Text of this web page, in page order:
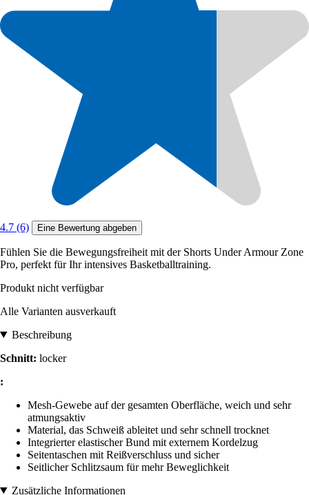
4.7 (6) Eine Bewertung abgeben
Fühlen Sie die Bewegungsfreiheit mit der Shorts Under Armour Zone
Pro, perfekt für Ihr intensives Basketballtraining.
Produkt nicht verfügbar
Alle Varianten ausverkauft
Beschreibung
Schnitt: locker
:
Mesh-Gewebe auf der gesamten Oberfläche, weich und sehr
atmungsaktiv
Material, das Schweiß ableitet und sehr schnell trocknet
Integrierter elastischer Bund mit externem Kordelzug
Seitentaschen mit Reißverschluss und sicher
Seitlicher Schlitzsaum für mehr Beweglichkeit
Zusätzliche Informationen